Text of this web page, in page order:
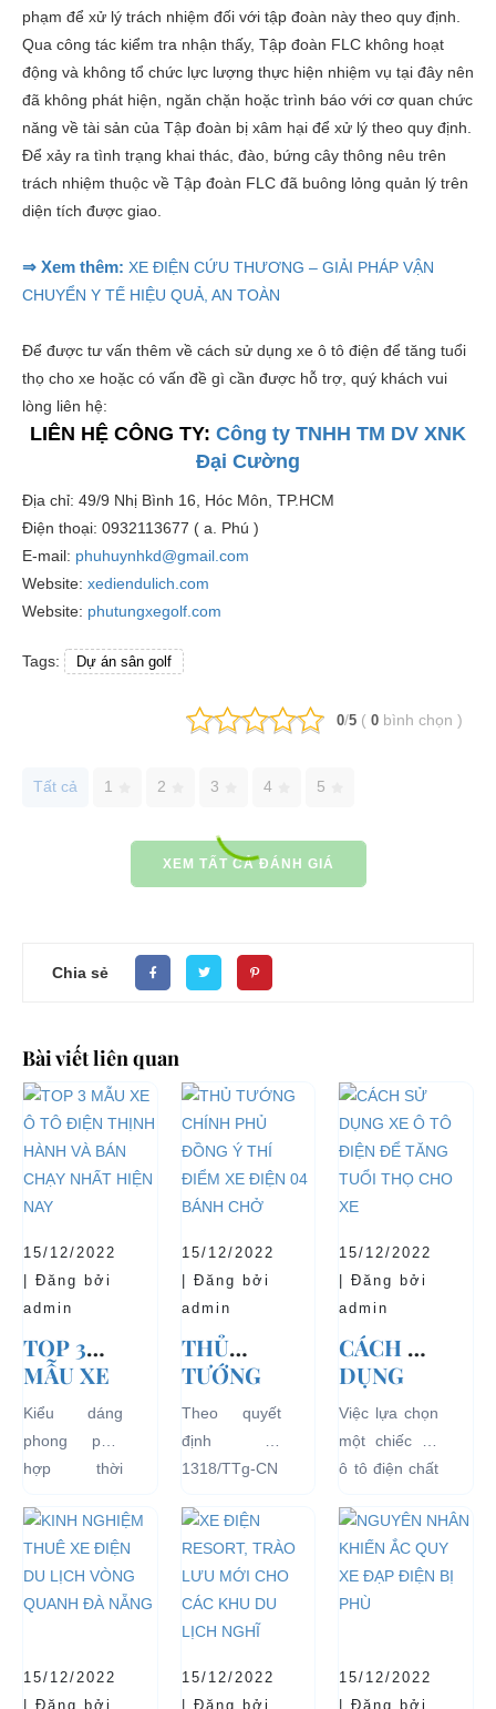
phạm để xử lý trách nhiệm đối với tập đoàn này theo quy định.
Qua công tác kiểm tra nhận thấy, Tập đoàn FLC không hoạt
động và không tổ chức lực lượng thực hiện nhiệm vụ tại đây nên
đã không phát hiện, ngăn chặn hoặc trình báo với cơ quan chức
năng về tài sản của Tập đoàn bị xâm hại để xử lý theo quy định.
Để xảy ra tình trạng khai thác, đào, bứng cây thông nêu trên
trách nhiệm thuộc về Tập đoàn FLC đã buông lỏng quản lý trên
diện tích được giao.
⇒ Xem thêm: XE ĐIỆN CỨU THƯƠNG – GIẢI PHÁP VẬN
CHUYỂN Y TẾ HIỆU QUẢ, AN TOÀN
Để được tư vấn thêm về cách sử dụng xe ô tô điện để tăng tuổi
thọ cho xe hoặc có vấn đề gì cần được hỗ trợ, quý khách vui
lòng liên hệ:
LIÊN HỆ CÔNG TY: Công ty TNHH TM DV XNK
Đại Cường
Địa chỉ: 49/9 Nhị Bình 16, Hóc Môn, TP.HCM
Điện thoại: 0932113677 ( a. Phú )
E-mail: phuhuynhkd@gmail.com
Website: xediendulich.com
Website: phutungxegolf.com
Tags: Dự án sân golf
0/5 ( 0 bình chọn )
Tất cả 1 2 3 4 5
XEM TẤT CẢ ĐÁNH GIÁ
Chia sẻ
Bài viết liên quan
15/12/2022
| Đăng bởi
admin
TOP 3
MẪU XE
Ô TÔ
ĐIỆN
THỊNH
HÀNH VÀ
BÁN
CHẠY
NHẤT
HIỆN
Kiểu dáng
phong phú,
hợp thời
dàng sử dụng
mà thân thiện
với môi
trường, đặc
15/12/2022
| Đăng bởi
admin
THỦ
TƯỚNG
CHÍNH
PHỦ
ĐỒNG Ý
ĐIỂM XE
ĐIỆN 04
BÁNH
CHỞ
KHÁCH
TẠI CÁC
Theo quyết
định số
1318/TTg-CN
27/09/2018,
Thủ tướng
Chính phủ đã
đồng ý việc
thí điểm việc
15/12/2022
| Đăng bởi
admin
CÁCH SỬ
DỤNG
XE Ô TÔ
ĐIỆN ĐỂ
TĂNG
TUỔI
THỌ
CHO XE
Việc lựa chọn
một chiếc xe
ô tô điện chất
ngay từ đầu
sẽ mang lại
hiệu quả sử
dụng lâu dài
15/12/2022
| Đăng bởi
15/12/2022
| Đăng bởi
15/12/2022
| Đăng bởi